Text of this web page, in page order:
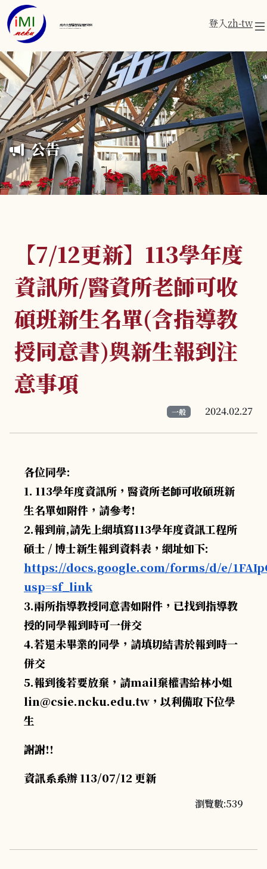
成功大學醫學資訊研究所
Institute of Medical Informatics 登入zh-tw
公告
【7/12更新】113學年度
資訊所/醫資所老師可收
碩班新生名單(含指導教
授同意書)與新生報到注
意事項
一般 2024.02.27
各位同學:
1. 113學年度資訊所，醫資所老師可收碩班新
生名單如附件，請參考!
2.報到前,請先上網填寫113學年度資訊工程所
碩士 / 博士新生報到資料表，網址如下:
https://docs.google.com/forms/d/e/
usp=sf_link
3.兩所指導教授同意書如附件，已找到指導教
授的同學報到時可一併交
4.若還未畢業的同學，請填切結書於報到時一
併交
5.報到後若要放棄，請mail棄權書給林小姐
lin@csie.ncku.edu.tw ，以利備取下位學
生
謝謝!!
資訊系系辦113/07/12 更新
瀏覽數:539